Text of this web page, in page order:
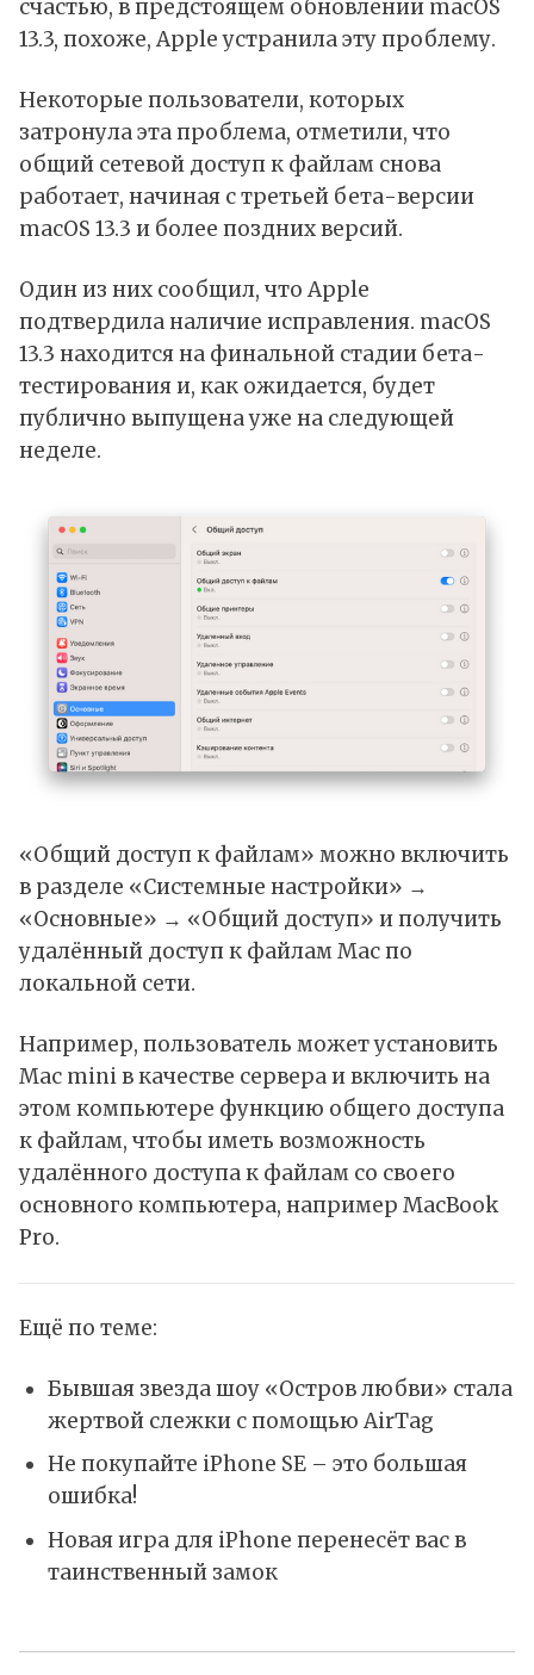
счастью, в предстоящем обновлении macOS
13.3, похоже, Apple устранила эту проблему.
Некоторые пользователи, которых
затронула эта проблема, отметили, что
общий сетевой доступ к файлам снова
работает, начиная с третьей бета-версии
macOS 13.3 и более поздних версий.
Один из них сообщил, что Apple
подтвердила наличие исправления. macOS
13.3 находится на финальной стадии бета-
тестирования и, как ожидается, будет
публично выпущена уже на следующей
неделе.
«Общий доступ к файлам» можно включить
в разделе «Системные настройки» →
«Основные» → «Общий доступ» и получить
удалённый доступ к файлам Mac по
локальной сети.
Например, пользователь может установить
Mac mini в качестве сервера и включить на
этом компьютере функцию общего доступа
к файлам, чтобы иметь возможность
удалённого доступа к файлам со своего
основного компьютера, например MacBook
Pro.
Ещё по теме:
Бывшая звезда шоу «Остров любви» стала
жертвой слежки с помощью AirTag
Не покупайте iPhone SE – это большая
ошибка!
Новая игра для iPhone перенесёт вас в
таинственный замок